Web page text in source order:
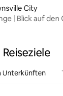
City
| Blick auf den
Unterkünften